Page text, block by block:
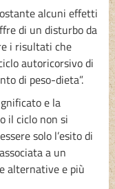
alcuni effetti
di un disturbo da
i risultati che
autoricorsivo di
di peso-dieta”.
e la
il ciclo non si
solo l’esito di
a un
alternative e più